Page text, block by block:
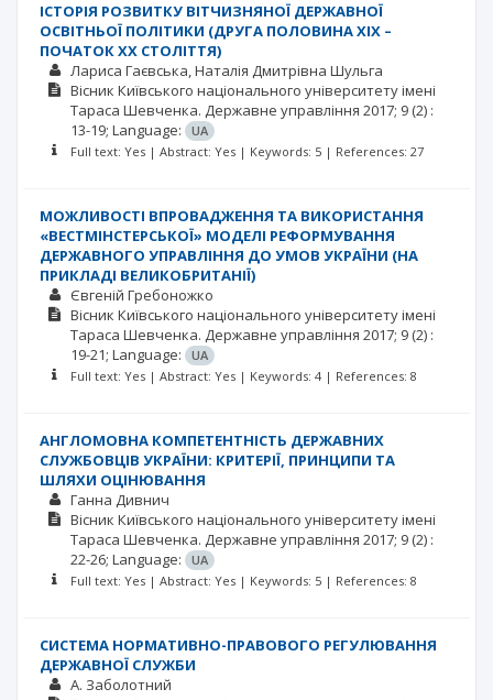
ІСТОРІЯ РОЗВИТКУ ВІТЧИЗНЯНОЇ ДЕРЖАВНОЇ
ОСВІТНЬОЇ ПОЛІТИКИ (ДРУГА ПОЛОВИНА ХІХ –
ПОЧАТОК ХХ СТОЛІТТЯ)
Лариса Гаєвська Наталія Дмитрівна Шульга
Вісник Київського національного університету імені
Тараса Шевченка. Державне управління 2017; 9 (2) :
13-19; Language:
UA
Full text: Yes | Abstract: Yes | Keywords: 5 | References: 27
МОЖЛИВОСТІ ВПРОВАДЖЕННЯ ТА ВИКОРИСТАННЯ
«ВЕСТМІНСТЕРСЬКОЇ» МОДЕЛІ РЕФОРМУВАННЯ
ДЕРЖАВНОГО УПРАВЛІННЯ ДО УМОВ УКРАЇНИ (НА
ПРИКЛАДІ ВЕЛИКОБРИТАНІЇ)
Євгеній Гребоножко
Вісник Київського національного університету імені
Тараса Шевченка. Державне управління 2017; 9 (2) :
19-21; Language:
UA
Full text: Yes | Abstract: Yes | Keywords: 4 | References: 8
АНГЛОМОВНА КОМПЕТЕНТНІСТЬ ДЕРЖАВНИХ
СЛУЖБОВЦІВ УКРАЇНИ: КРИТЕРІЇ, ПРИНЦИПИ ТА
ШЛЯХИ ОЦІНЮВАННЯ
Ганна Дивнич
Вісник Київського національного університету імені
Тараса Шевченка. Державне управління 2017; 9 (2) :
22-26; Language:
UA
Full text: Yes | Abstract: Yes | Keywords: 5 | References: 8
СИСТЕМА НОРМАТИВНО-ПРАВОВОГО РЕГУЛЮВАННЯ
ДЕРЖАВНОЇ СЛУЖБИ
А. Заболотний